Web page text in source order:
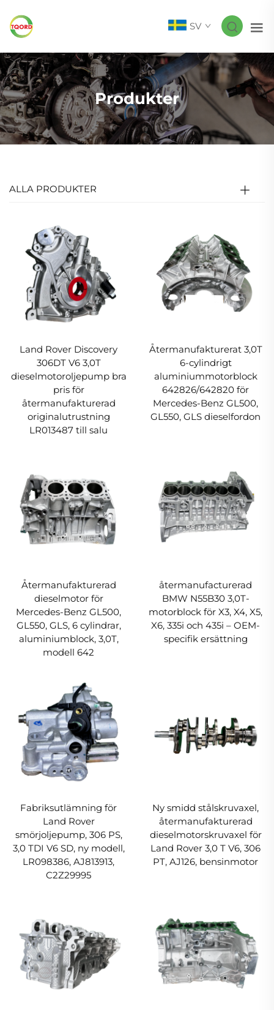
SV
Produkter
ALLA PRODUKTER
Land Rover Discovery
306DT V6 3,0T
dieselmotoroljepump bra
pris för
återmanufakturerad
originalutrustning
LR013487 till salu
Återmanufakturerat 3,0T
6-cylindrigt
aluminiummotorblock
642826/642820 för
Mercedes-Benz GL500,
GL550, GLS dieselfordon
Återmanufakturerad
dieselmotor för
Mercedes-Benz GL500,
GL550, GLS, 6 cylindrar,
aluminiumblock, 3,0T,
modell 642
återmanufacturerad
BMW N55B30 3,0T-
motorblock för X3, X4, X5,
X6, 335i och 435i – OEM-
specifik ersättning
Fabriksutlämning för
Land Rover
smörjoljepump, 306 PS,
3,0 TDI V6 SD, ny modell,
LR098386, AJ813913,
C2Z29995
Ny smidd stålskruvaxel,
återmanufakturerad
dieselmotorskruvaxel för
Land Rover 3,0 T V6, 306
PT, AJ126, bensinmotor